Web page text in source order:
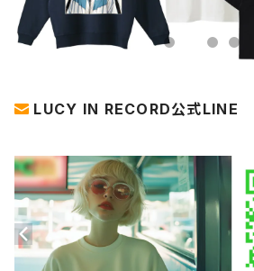
LUCY IN RECORD公式LINE